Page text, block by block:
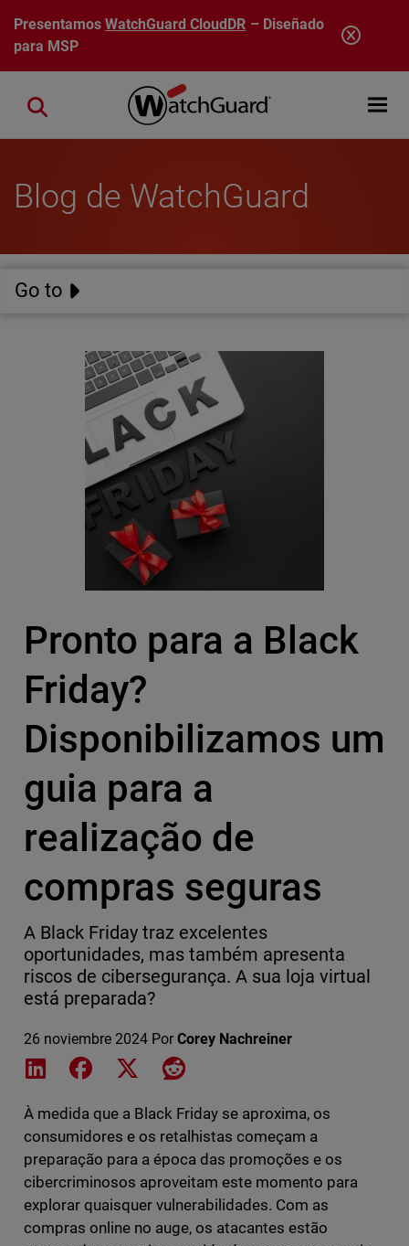
Pasar al contenido principal
PresentamosWatchGuard CloudDR – Diseñado
para MSP
Open
Close search
Blog de WatchGuard
Go to
Pronto para a Black
Friday?
Disponibilizamos um
guia para a
realização de
compras seguras
A Black Friday traz excelentes
oportunidades, mas também apresenta
riscos de cibersegurança. A sua loja virtual
está preparada?
26 noviembre 2024 Por Corey Nachreiner
Share on LinkedIn
Share on Facebook
Share on XShare on Reddit
À medida que a Black Friday se aproxima, os
consumidores e os retalhistas começam a
preparação para a época das promoções e os
cibercriminosos aproveitam este momento para
explorar quaisquer vulnerabilidades. Com as
compras online no auge, os atacantes estão